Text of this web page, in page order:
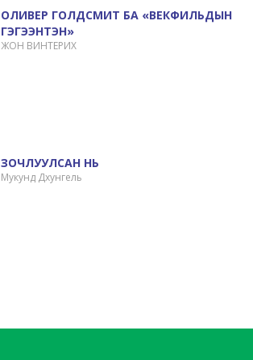
ОЛИВЕР ГОЛДСМИТ БА «ВЕКФИЛЬДЫН
ГЭГЭЭНТЭН»
ЖОН ВИНТЕРИХ
ЗОЧЛУУЛСАН НЬ
Мукунд Дхунгель